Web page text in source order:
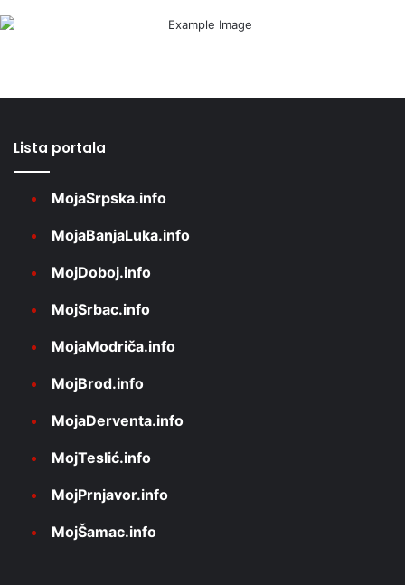
Lista portala
MojaSrpska.info
MojaBanjaLuka.info
MojDoboj.info
MojSrbac.info
MojaModriča.info
MojBrod.info
MojaDerventa.info
MojTeslić.info
MojPrnjavor.info
MojŠamac.info